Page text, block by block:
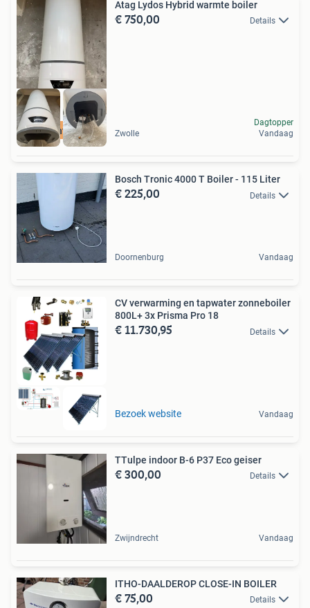
Ring interieur
Atag Lydos Hybrid warmte boiler
€ 750,00 Details
Zwolle
Dagtopper
Vandaag
Bosch Tronic 4000 T Boiler - 115 Liter
€ 225,00 Details
Doornenburg Vandaag
CV verwarming en tapwater zonneboiler
800L+ 3x Prisma Pro 18
€ 11.730,95 Details
Bezoek website Vandaag
TTulpe indoor B-6 P37 Eco geiser
€ 300,00 Details
Zwijndrecht Vandaag
ITHO-DAALDEROP CLOSE-IN BOILER
€ 75,00 Details